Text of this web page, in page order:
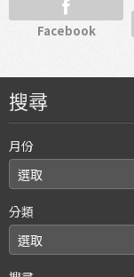
Facebook
搜尋
月份
分類